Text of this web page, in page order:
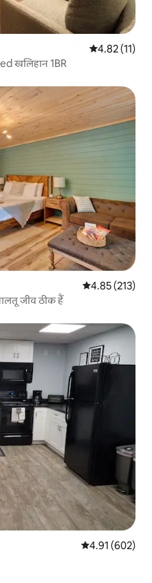
औसत रेटिंग 5 में
4.82 (11)
खलिहान 1BR
औसत रेटिंग 5 में से
4.85 (213)
जीव ठीक हैं
औसत रेटिंग 5 में से
4.91 (602)